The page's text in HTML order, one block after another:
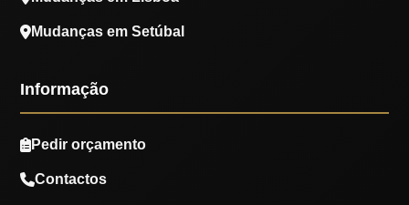
Mudanças em Setúbal
Informação
Pedir orçamento
Contactos